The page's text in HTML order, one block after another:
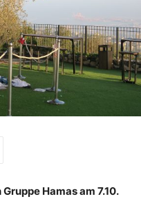
Hamas am 7.10.